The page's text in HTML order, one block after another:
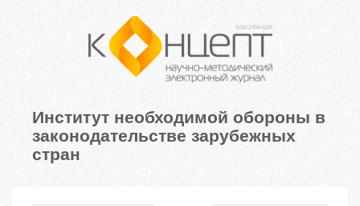
Институт необходимой обороны в
законодательстве зарубежных
стран